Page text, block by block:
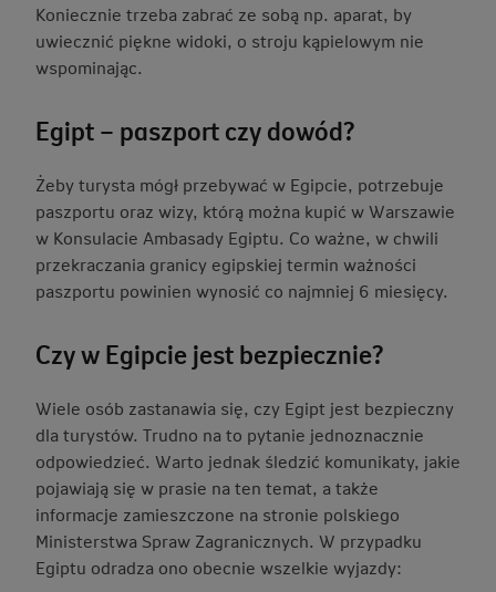
Koniecznie trzeba zabrać ze sobą np. aparat, by
uwiecznić piękne widoki, o stroju kąpielowym nie
wspominając.
Egipt – paszport czy dowód?
Żeby turysta mógł przebywać w Egipcie, potrzebuje
paszportu oraz wizy, którą można kupić w Warszawie
w Konsulacie Ambasady Egiptu. Co ważne, w chwili
przekraczania granicy egipskiej termin ważności
paszportu powinien wynosić co najmniej 6 miesięcy.
Czy w Egipcie jest bezpiecznie?
Wiele osób zastanawia się, czy Egipt jest bezpieczny
dla turystów. Trudno na to pytanie jednoznacznie
odpowiedzieć. Warto jednak śledzić komunikaty, jakie
pojawiają się w prasie na ten temat, a także
informacje zamieszczone na stronie polskiego
Ministerstwa Spraw Zagranicznych. W przypadku
Egiptu odradza ono obecnie wszelkie wyjazdy: